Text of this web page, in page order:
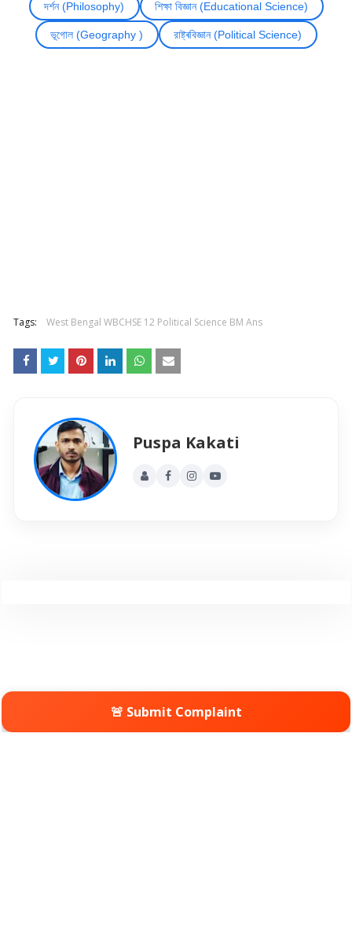
দৰ্শন (Philosophy) শিক্ষা বিজ্ঞান (Educational Science)
ভূগোল (Geography ) রাষ্ট্ৰবিজ্ঞান (Political Science)
Tags: West Bengal WBCHSE 12 Political Science BM Ans
Puspa Kakati
🚨 Submit Complaint